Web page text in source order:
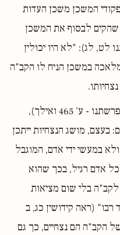
המשכן משכן העדות
לבסוף את המשכן
לט, לג): "לא היו יכולין
במשכן הניח לו הקב"ה
הרבי מסביר (לקו"ש חט"ז שיחה ב לפרשתנו - ע' 465 ואילך),
בעצם, מושג הנצחיות ייתכן
במעשי ידי אדם, המוגבל
אדם רגיל, בכך שהוא
בלי שום מציאות
(ראה קידושין כג, ב
הקב"ה הם נצחיים, כך גם